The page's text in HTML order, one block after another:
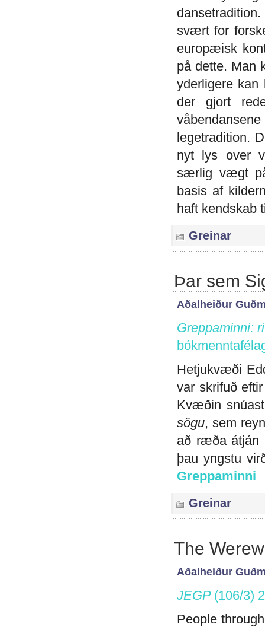
svært for
europæisk
på dette. Man
yderligere
der gjort
legetradition.
nyt lys over
særlig vægt
basis af
haft
Greinar
Þar sem
Aðalheiður
Greppaminni:
Hetjukvæði
var skrifuð
Kvæðin
sögu, sem
að ræða átján
þau yngstu
Greppaminni
Greinar
The
Aðalheiður
JEGP (106/3)
People